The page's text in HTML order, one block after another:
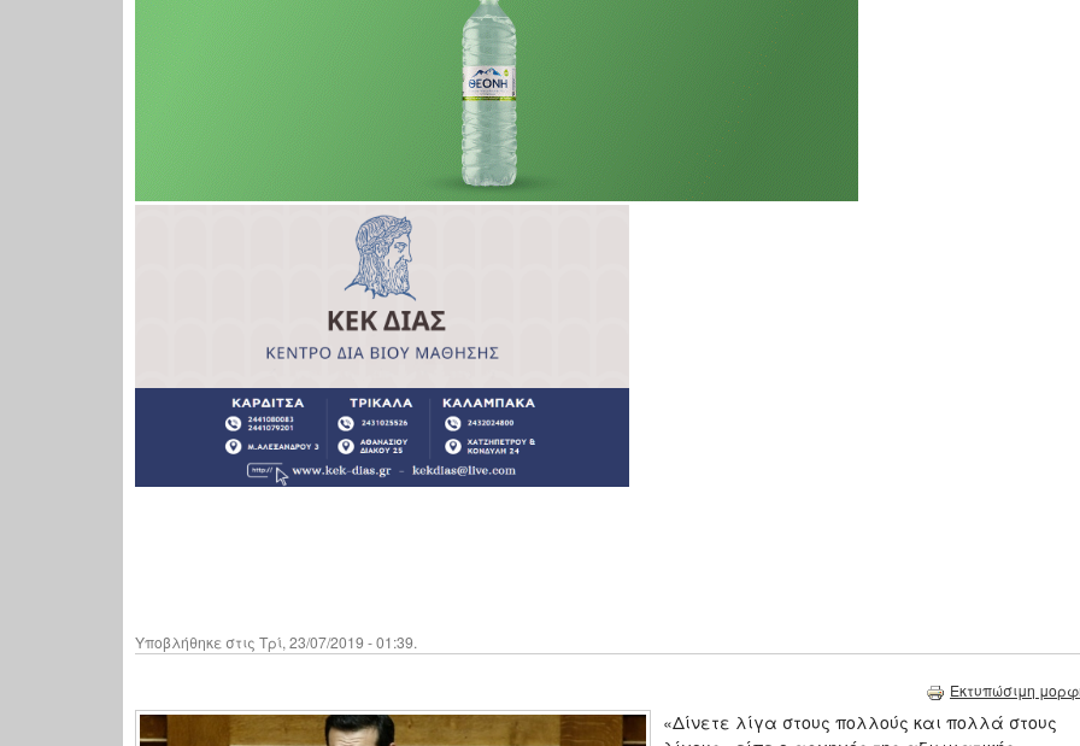
Υποβλήθηκε στις Τρί, 23/07/2019 - 01:39.
Εκτυπώσιμη
«Δίνετε λίγα στους πολλούς και πολλά στους